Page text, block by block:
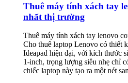
Thuê máy tính xách tay
nhất thị trường
Thuê máy tính xách tay lenovo
Cho thuê laptop Lenovo có thiết
Ideapad hiện đại, với kích thước
1-inch, trọng lượng siêu nhẹ chỉ
chiếc laptop này tạo ra một nét